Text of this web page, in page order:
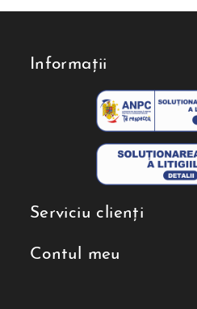
Informații
Serviciu clienți
Contul meu